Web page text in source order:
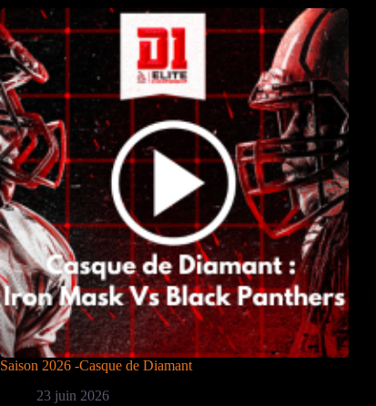
Saison 2026 -Casque de Diamant
23 juin 2026